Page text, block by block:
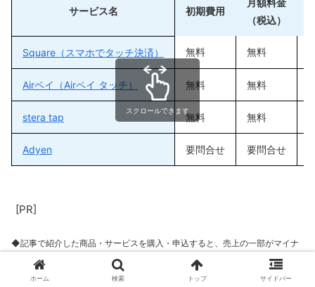
サービス名 初期費用
月額料金
（税込）
Square（スマホでタッチ決済） 無料 無料
Airペイ（Airペイ タッチ） 無料 無料
stera tap 無料 無料
Adyen 要問合せ 要問合せ
スクロールできます
[PR]
◆記事で紹介した商品・サービスを購入・申込すると、売上の一部がマイナ
ビニュース・マイナビウーマンに還元されることがあります。◆特定商品・
サービスの広告を行う場合には、商品・サービス情報に「PR」表記を記載し
ホーム 検索 トップ サイドバー